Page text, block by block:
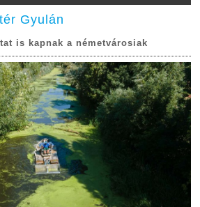
Gyulán
is kapnak a németvárosiak